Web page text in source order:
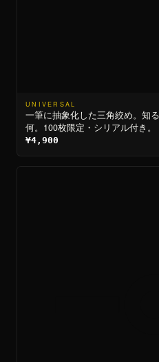
UNIVERSAL
一筆に抽象化した三角絞め。知
何。100枚限定・シリアル付き。
¥4,900